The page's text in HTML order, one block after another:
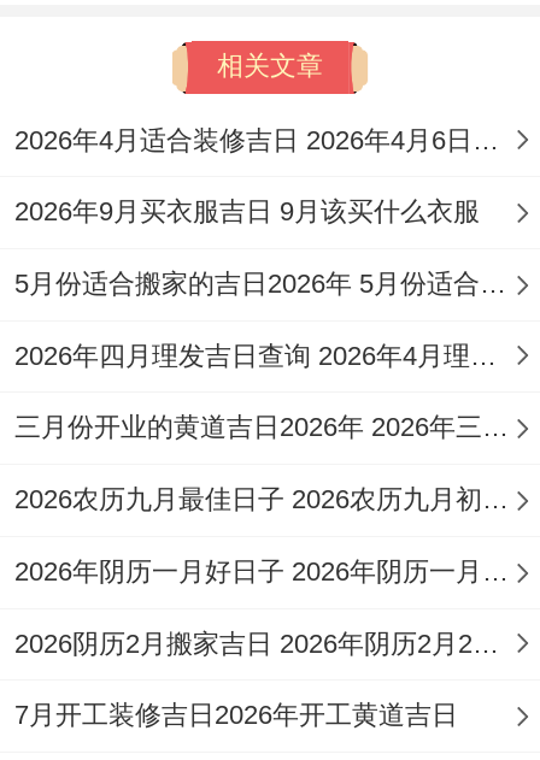
斗
危
日
道）
持、
婚姻
13：
7
月
日
期
一
五
月
二
巳
金
闭
日
太乙
星
神）
娶,
主财
情感
与谐
辰时
（7：
00）
7
月
日
期
四
五
月
五
申
水
除
（黄
道）
宜嫁
主家
庭与
（15:00-
17:00）
相关文章
2026年4月适合装修吉日 2026年4月6日装修好吗
2026年9月买衣服吉日 9月该买什么衣服
5月份适合搬家的吉日2026年 5月份适合搬家的黄道吉日查询
2026年四月理发吉日查询 2026年4月理发黄道吉日
三月份开业的黄道吉日2026年 2026年三月份开业黄道吉日查询
2026农历九月最佳日子 2026农历九月初六是几月几号农历哪一天
2026年阴历一月好日子 2026年阴历一月二十六号是哪天啊
2026阴历2月搬家吉日 2026年阴历2月26适合搬家吗
7月开工装修吉日2026年开工黄道吉日